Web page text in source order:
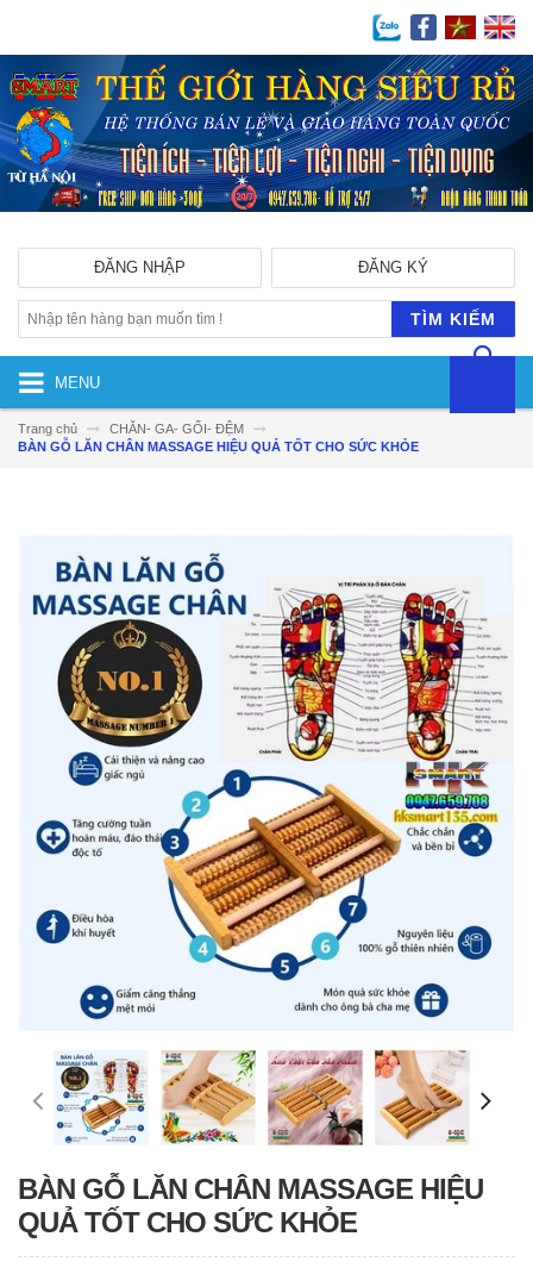
ĐĂNG KÝ
ĐĂNG NHẬP
TÌM KIẾM
MENU
Trang chủ
CHĂN- GA- GỐI- ĐỆM
BÀN GỖ LĂN CHÂN MASSAGE HIỆU QUẢ TỐT CHO SỨC KHỎE
BÀN GỖ LĂN CHÂN MASSAGE HIỆU
QUẢ TỐT CHO SỨC KHỎE